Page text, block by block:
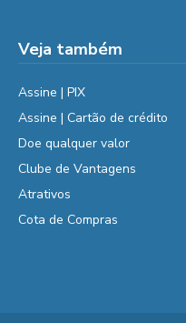
Veja também
Assine | PIX
Assine | Cartão de crédito
Doe qualquer valor
Clube de Vantagens
Atrativos
Cota de Compras